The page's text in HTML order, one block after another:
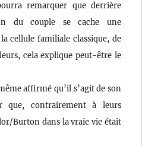
remarquer que derrière
du couple se cache une
cellule familiale classique, de
cela explique peut-être le
affirmé qu’il s’agit de son
que, contrairement à leurs
Burton dans la vraie vie était